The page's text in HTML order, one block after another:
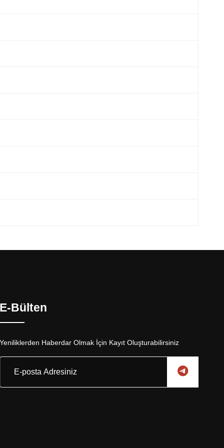
E-Bülten
Yeniliklerden Haberdar Olmak İçin Kayıt Oluşturabilirsiniz